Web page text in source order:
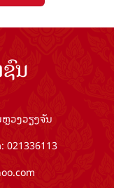
ນ
ວງວຽງຈັນ
021336113